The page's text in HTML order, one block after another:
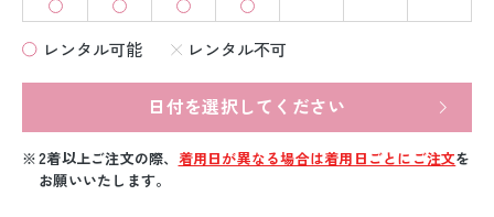
レンタル可能 レンタル不可
日付を選択してください
2着以上ご注文の際、 着用日が異なる場合は着用日ごとにご注文を
お願いいたします。